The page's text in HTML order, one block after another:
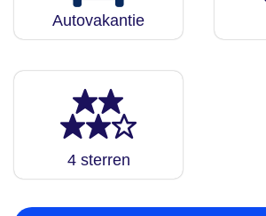
Autovakantie
4 sterren